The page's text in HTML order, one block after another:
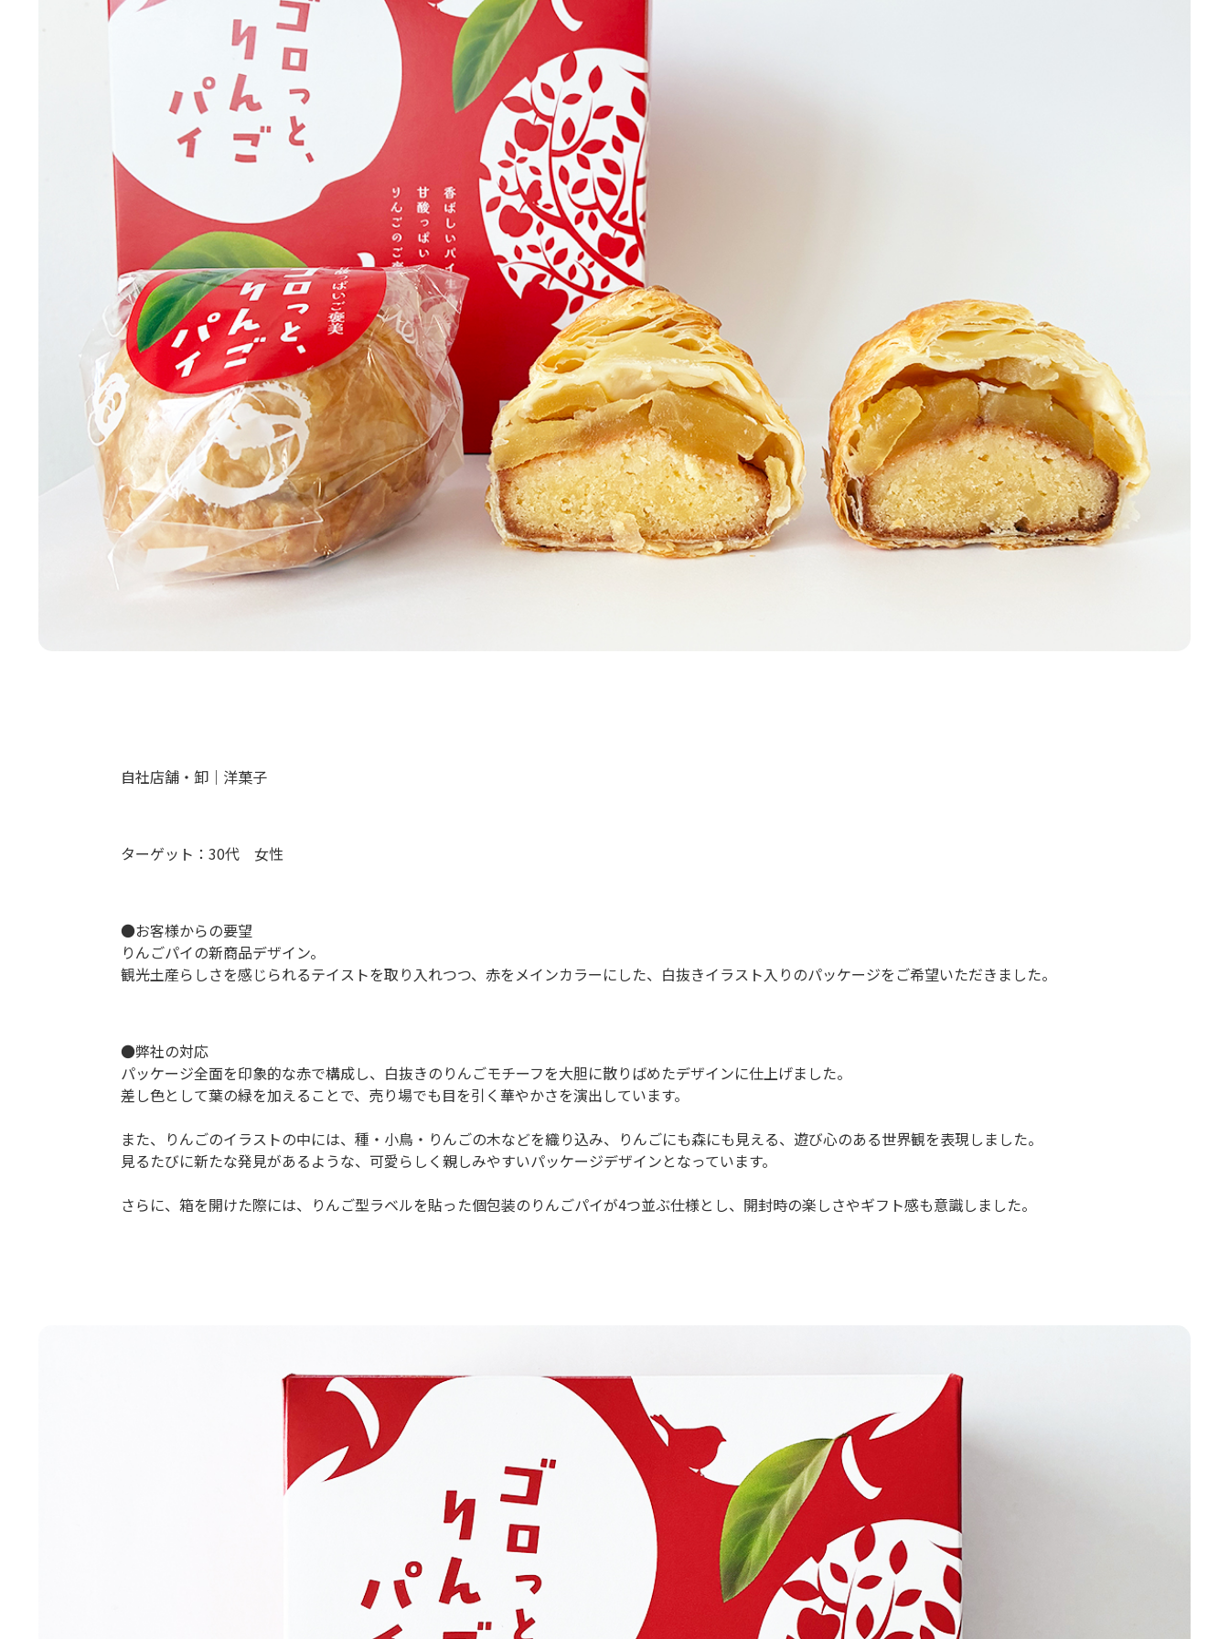
自社店舗・卸｜洋菓子
ターゲット：30代 女性
●お客様からの要望
りんごパイの新商品デザイン。
観光土産らしさを感じられるテイストを取り入れつつ、赤をメインカラーにした、白抜きイラスト入りのパッケージをご希望いただきました。
●弊社の対応
パッケージ全面を印象的な赤で構成し、白抜きのりんごモチーフを大胆に散りばめたデザインに仕上げました。
差し色として葉の緑を加えることで、売り場でも目を引く華やかさを演出しています。
また、りんごのイラストの中には、種・小鳥・りんごの木などを織り込み、りんごにも森にも見える、遊び心のある世界観を表現しました。
見るたびに新たな発見があるような、可愛らしく親しみやすいパッケージデザインとなっています。
さらに、箱を開けた際には、りんご型ラベルを貼った個包装のりんごパイが4つ並ぶ仕様とし、開封時の楽しさやギフト感も意識しました。